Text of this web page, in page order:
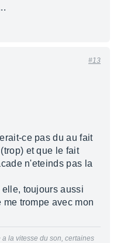
#13
ce pas du au fait
et que le fait
n'eteinds pas la
toujours aussi
trompe avec mon
la vitesse du son, certaines